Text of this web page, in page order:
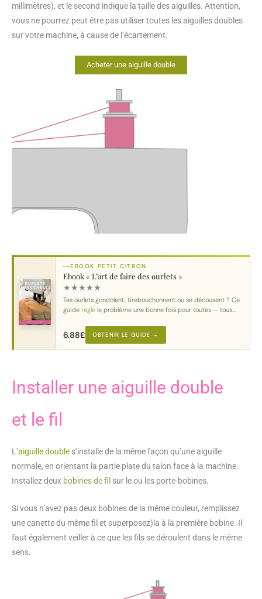
millimètres), et le second indique la taille des aiguilles. Attention,
vous ne pourrez peut être pas utiliser toutes les aiguilles doubles
sur votre machine, à cause de l’écartement.
Acheter une aiguille double
EBOOK PETIT CITRON
Ebook « L’art de faire des ourlets »
★★★★★
Tes ourlets gondolent, tirebouchonnent ou se décousent ? Ce
guide règle le problème une bonne fois pour toutes — tous
6.88£ OBTENIR LE GUIDE →
Installer une aiguille double
et le fil
L’aiguille double s’installe de la même façon qu’une aiguille
normale, en orientant la partie plate du talon face à la machine.
Installez deux bobines de fil sur le ou les porte-bobines.
Si vous n’avez pas deux bobines de la même couleur, remplissez
une canette du même fil et superposez)la à la première bobine. Il
faut également veiller à ce que les fils se déroulent dans le même
sens.